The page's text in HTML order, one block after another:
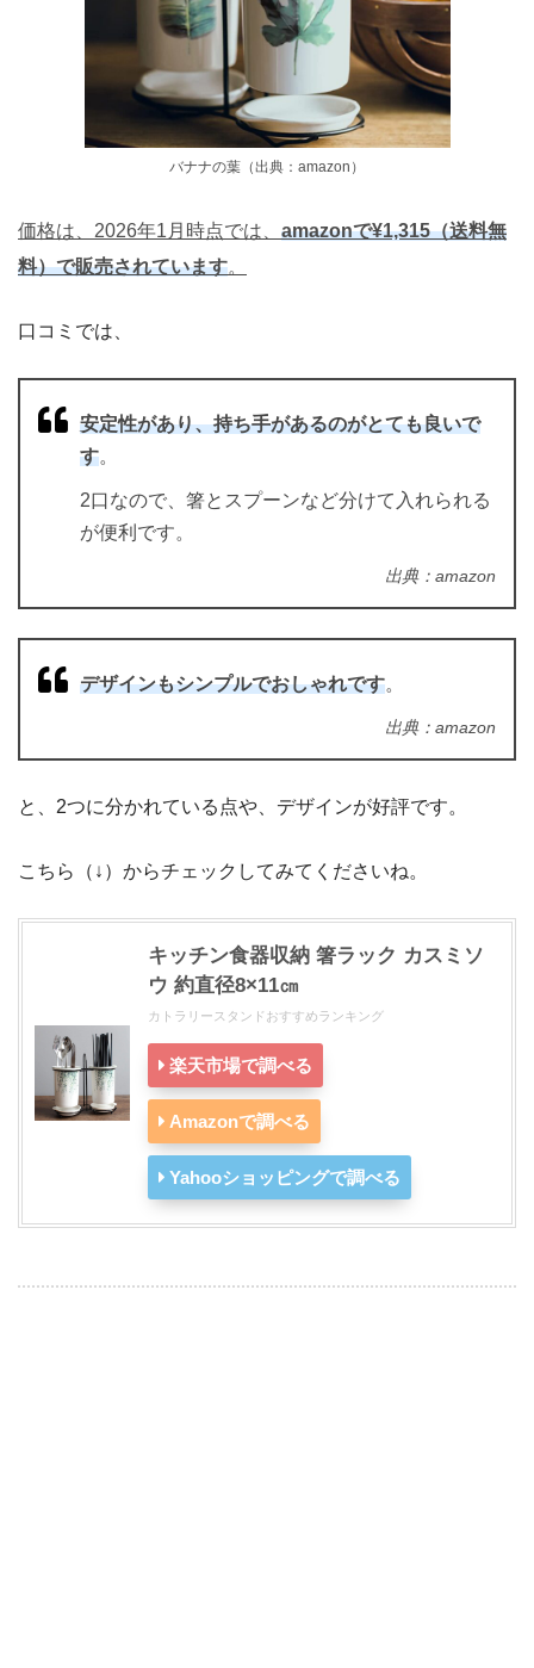
バナナの葉（出典：amazon）
価格は、2026年1月時点では、 amazonで¥1,315（送料無
料）で販売されています。
口コミでは、
安定性があり、持ち手があるのがとても良いで
す。
2口なので、箸とスプーンなど分けて入れられる
が便利です。
出典：amazon
デザインもシンプルでおしゃれです。
出典：amazon
と、2つに分かれている点や、デザインが好評です。
こちら（↓）からチェックしてみてくださいね。
キッチン食器収納 箸ラック カスミソ
ウ 約直径8×11㎝
カトラリースタンドおすすめランキング
楽天市場で調べる
Amazonで調べる
Yahooショッピングで調べる